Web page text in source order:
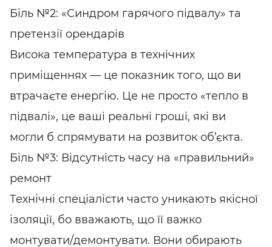
Біль №2: «Синдром гарячого підвалу» та
претензії орендарів
Висока температура в технічних
приміщеннях — це показник того, що ви
втрачаєте енергію. Це не просто «тепло в
підвалі», це ваші реальні гроші, які ви
могли б спрямувати на розвиток об’єкта.
Біль №3: Відсутність часу на «правильний»
ремонт
Технічні спеціалісти часто уникають якісної
ізоляції, бо вважають, що її важко
монтувати/демонтувати. Вони обирають